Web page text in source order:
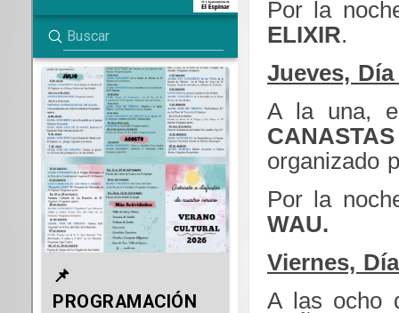
Por la
ELIXIR.
Jueves, Día
A la una,
organizado
Por la
WAU.
Viernes,
A las ocho